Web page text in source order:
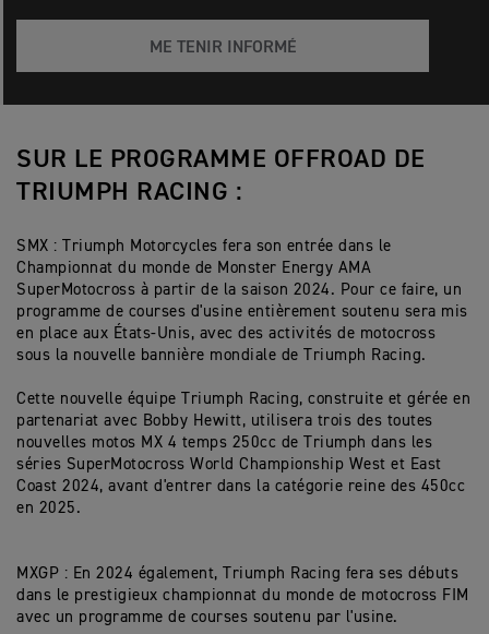
ME TENIR INFORMÉ
SUR LE PROGRAMME OFFROAD DE
TRIUMPH RACING :
SMX : Triumph Motorcycles fera son entrée dans le
Championnat du monde de Monster Energy AMA
SuperMotocross à partir de la saison 2024. Pour ce faire, un
programme de courses d'usine entièrement soutenu sera mis
en place aux États-Unis, avec des activités de motocross
sous la nouvelle bannière mondiale de Triumph Racing.
Cette nouvelle équipe Triumph Racing, construite et gérée en
partenariat avec Bobby Hewitt, utilisera trois des toutes
nouvelles motos MX 4 temps 250cc de Triumph dans les
séries SuperMotocross World Championship West et East
Coast 2024, avant d'entrer dans la catégorie reine des 450cc
en 2025.
MXGP : En 2024 également, Triumph Racing fera ses débuts
dans le prestigieux championnat du monde de motocross FIM
avec un programme de courses soutenu par l'usine.